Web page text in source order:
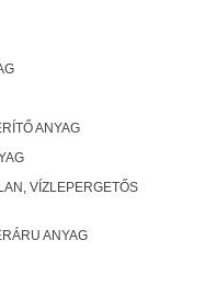
ANYAG
VÍZLEPERGETŐS
ANYAG